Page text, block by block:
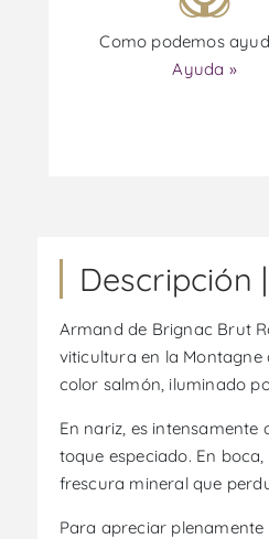
Como podemos
Ayuda »
Descripción
Armand de Brignac Brut
viticultura en la Montagne
color salmón, iluminado
En nariz, es
toque especiado. En
frescura mineral que
Para apreciar